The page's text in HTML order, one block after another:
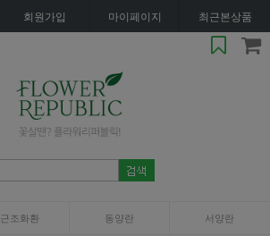
회원가입 마이페이지 최근본상품
근조화환 동양란 서양란